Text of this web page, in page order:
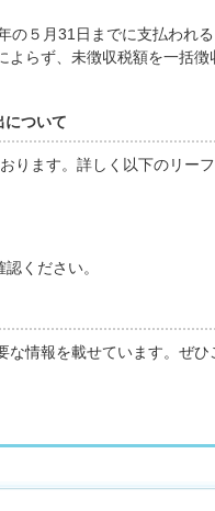
の５月31日までに支払われる
よらず、未徴収税額を一括徴
について
ります。詳しく以下のリーフ
認ください。
な情報を載せています。ぜひ